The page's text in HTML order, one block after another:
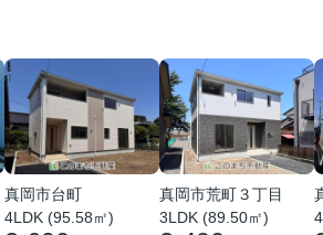
真岡市台町
4LDK (95.58㎡)
真岡市荒町３丁目
3LDK (89.50㎡)